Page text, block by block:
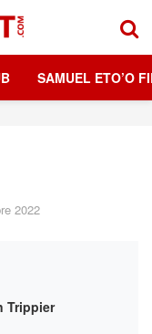
SAMUEL ETO’O
2022
Trippier